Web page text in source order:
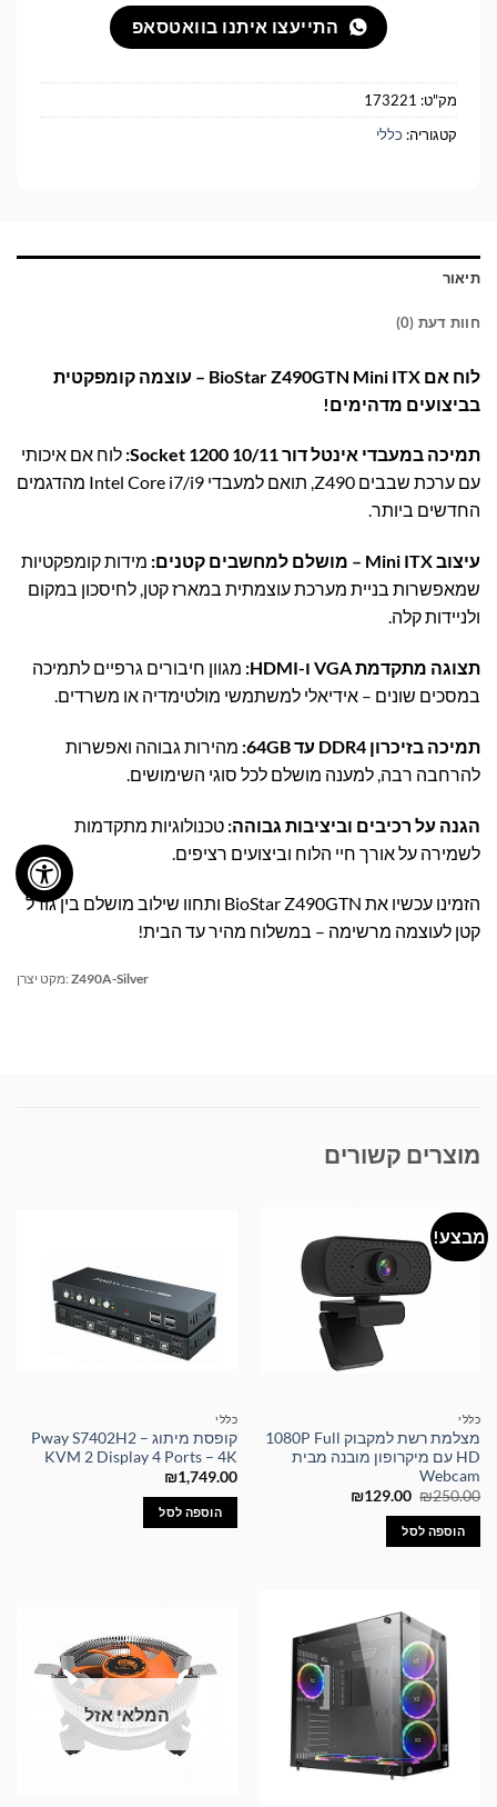
התייעצו איתנו בוואטסאפ
מק"ט: 173221
קטגוריה: כללי
תיאור
חוות דעת (0)
לוח אם BioStar Z490GTN Mini ITX – עוצמה קומפקטית
בביצועים מדהימים!
תמיכה במעבדי אינטל דור 10/11 Socket 1200:
לוח אם איכותי
עם ערכת שבבים Z490, תואם למעבדי Intel Core i7/i9 מהדגמים
החדשים ביותר.
עיצוב Mini ITX – מושלם למחשבים קטנים:
מידות קומפקטיות
שמאפשרות בניית מערכת עוצמתית במארז קטן, לחיסכון במקום
ולניידות קלה.
תצוגה מתקדמת VGA ו-HDMI:
מגוון חיבורים גרפיים לתמיכה
במסכים שונים – אידיאלי למשתמשי מולטימדיה או משרדים.
תמיכה בזיכרון DDR4 עד 64GB:
מהירות גבוהה ואפשרות
להרחבה רבה, למענה מושלם לכל סוגי השימושים.
הגנה על רכיבים וביציבות גבוהה: טכנולוגיות מתקדמות
לשמירה על אורך חיי הלוח וביצועים רציפים.
הזמינו עכשיו את BioStar Z490GTN ותחוו שילוב מושלם בין גודל
קטן לעוצמה מרשימה – במשלוח מהיר עד הבית!
מקט יצרן: Z490A-Silver
מוצרים קשורים
מבצע!
כללי
מצלמת רשת למקבוק 1080P Full
HD עם מיקרופון מובנה מבית
Webcam
₪250.00
המחיר
היה:
₪250.00.
₪129.00
המחיר
הוספה לסל
כללי
קופסת מיתוג – Pway S7402H2
KVM 2 Display 4 Ports – 4K
₪1,749.00
הוספה לסל
המלאי אזל